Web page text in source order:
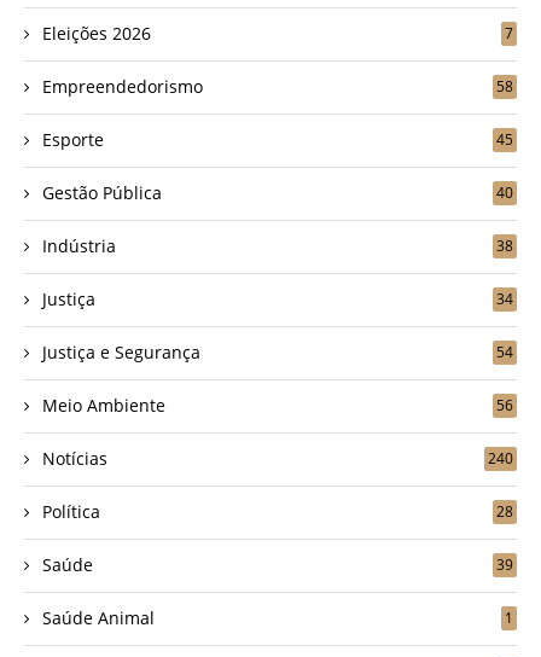
Eleições 2026 7
Empreendedorismo 58
Esporte 45
Gestão Pública 40
Indústria 38
Justiça 34
Justiça e Segurança 54
Meio Ambiente 56
Notícias 240
Política 28
Saúde 39
Saúde Animal 1